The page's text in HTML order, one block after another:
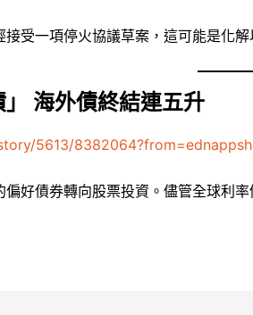
受一項停火協議草案，這可能是化
海外債終結連五升
5613/
好債券轉向股票投資。儘管全球利